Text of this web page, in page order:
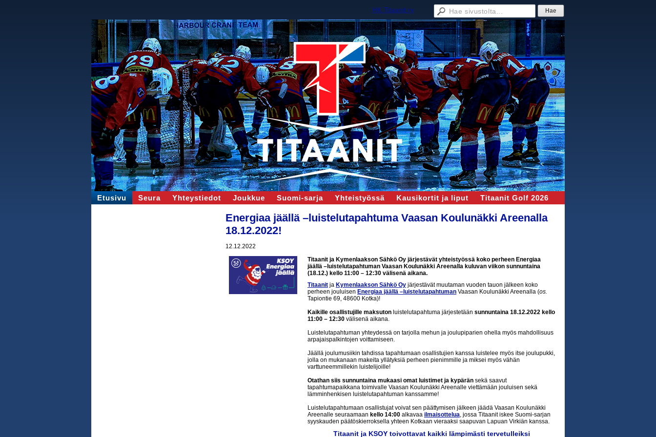
HK Titaanit ry
Etusivu Seura Yhteystiedot Joukkue Suomi-sarja Yhteistyössä Kausikortit ja liput Titaanit Golf 2026
Energiaa jäällä –luistelutapahtuma Vaasan Koulunäkki Areenalla
18.12.2022!
12.12.2022
Titaanit ja Kymenlaakson Sähkö Oy järjestävät yhteistyössä koko perheen Energiaa
jäällä –luistelutapahtuman Vaasan Koulunäkki Areenalla kuluvan viikon sunnuntaina
(18.12.) kello 11:00 – 12:30 välisenä aikana.
Titaanit ja Kymenlaakson Sähkö Oy järjestävät muutaman vuoden tauon jälkeen koko
perheen jouluisen Energiaa jäällä –luistelutapahtuman Vaasan Koulunäkki Areenalla (os.
Tapiontie 69, 48600 Kotka)!
Kaikille osallistujille maksuton luistelutapahtuma järjestetään sunnuntaina 18.12.2022 kello
11:00 – 12:30 välisenä aikana.
Luistelutapahtuman yhteydessä on tarjolla mehun ja joulupiparien ohella myös mahdollisuus
arpajaispalkintojen voittamiseen.
Jäällä joulumusiikin tahdissa tapahtumaan osallistujien kanssa luistelee myös itse joulupukki,
jolla on mukanaan makeita yllätyksiä perheen pienimmille ja miksei myös vähän
varttuneemmillekin luistelijoille!
Otathan siis sunnuntaina mukaasi omat luistimet ja kypärän sekä saavut
tapahtumapaikkana toimivalle Vaasan Koulunäkki Areenalle viettämään jouluisen sekä
lämminhenkisen luistelutapahtuman kanssamme!
Luistelutapahtumaan osallistujat voivat sen päättymisen jälkeen jäädä Vaasan Koulunäkki
Areenalle seuraamaan kello 14:00 alkavaa ilmaisottelua, jossa Titaanit iskee Suomi-sarjan
syyskauden päätöskierroksella yhteen Kotkaan vieraaksi saapuvan Lapuan Virkiän kanssa.
Titaanit ja KSOY toivottavat kaikki lämpimästi tervetulleiksi